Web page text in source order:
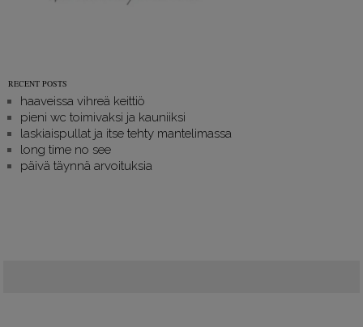
RECENT POSTS
haaveissa vihreä keittiö
pieni wc toimivaksi ja kauniiksi
laskiaispullat ja itse tehty mantelimassa
long time no see
päivä täynnä arvoituksia